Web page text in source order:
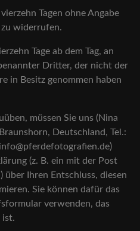
Tagen ohne Angabe
widerrufen.
Tage ab dem Tag, an
Dritter, der nicht der
in Besitz genommen haben
müssen Sie uns (Nina
Deutschland, Tel.:
(z. B. ein mit der Post
Ihren Entschluss, diesen
Sie können dafür das
verwenden, das
ist.